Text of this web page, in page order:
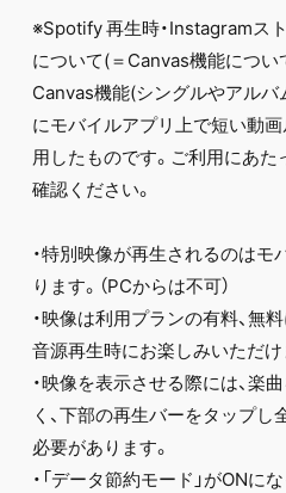
※Spotify 再生時・Instagramス
について(＝Canvas機能につ
Canvas機能(シングルやアル
にモバイルアプリ上で短い動
用したものです。ご利用にあ
確認ください。
・特別映像が再生されるのは
ります。（PCからは不可）
・映像は利用プランの有料、無
音源再生時にお楽しみいただけ
・映像を表示させる際には、楽
く、下部の再生バーをタップ
必要があります。
・「データ節約モード」がONに